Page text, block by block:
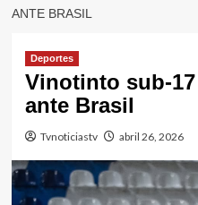
ANTE BRASIL
Deportes
Vinotinto sub-
ante Brasil
Tvnoticiastv abril 26, 2026